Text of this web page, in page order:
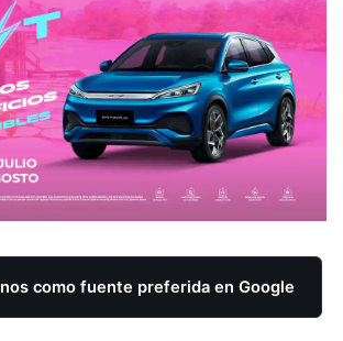
como fuente preferida en Google